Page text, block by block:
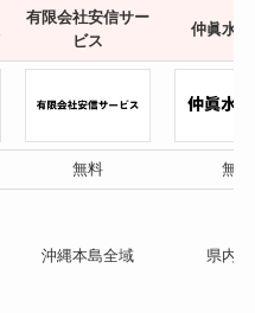
有限会社安信サー
ビス
仲眞水
無料 無料
沖縄本島全域 県内